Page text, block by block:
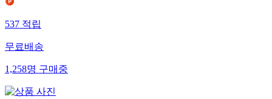
537적립
무료배송
1,258명구매중